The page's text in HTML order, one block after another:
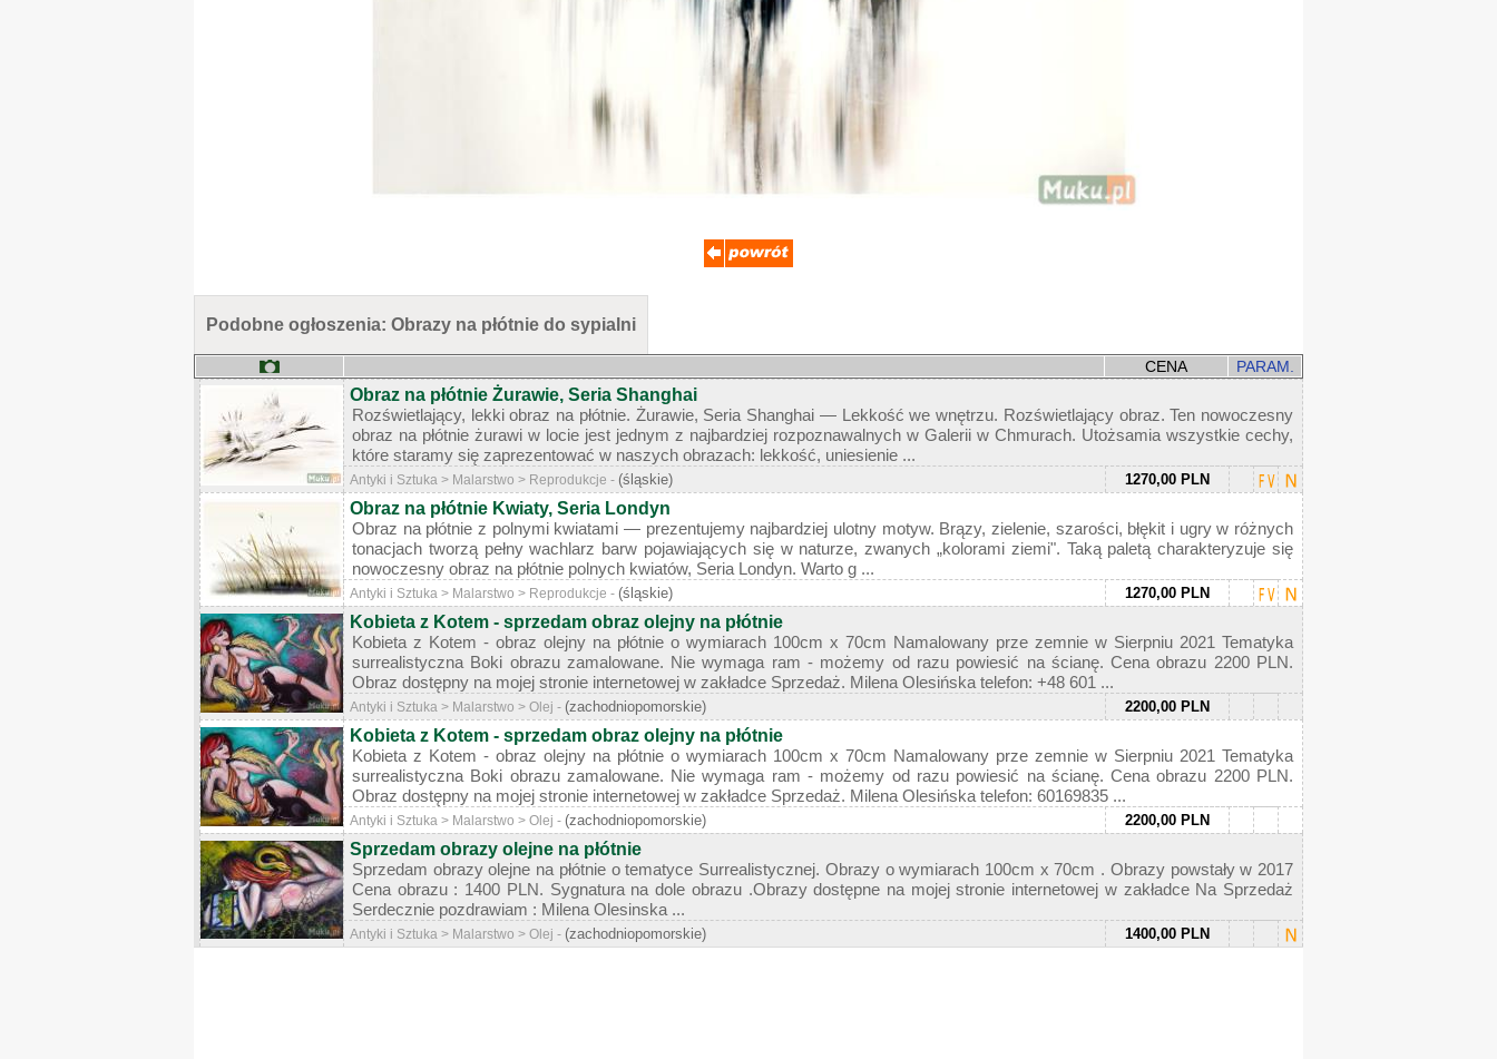
Podobne ogłoszenia: Obrazy na płótnie do sypialni
CENA PARAM.
Obraz na płótnie Żurawie, Seria Shanghai
Rozświetlający, lekki obraz na płótnie. Żurawie, Seria Shanghai — Lekkość we wnętrzu. Rozświetlający obraz. Ten nowoczesny
obraz na płótnie żurawi w locie jest jednym z najbardziej rozpoznawalnych w Galerii w Chmurach. Utożsamia wszystkie cechy,
które staramy się zaprezentować w naszych obrazach: lekkość, uniesienie ...
Antyki i Sztuka > Malarstwo > Reprodukcje - (śląskie) 1270,00 PLN
Obraz na płótnie Kwiaty, Seria Londyn
Obraz na płótnie z polnymi kwiatami — prezentujemy najbardziej ulotny motyw. Brązy, zielenie, szarości, błękit i ugry w różnych
tonacjach tworzą pełny wachlarz barw pojawiających się w naturze, zwanych „kolorami ziemi". Taką paletą charakteryzuje się
nowoczesny obraz na płótnie polnych kwiatów, Seria Londyn. Warto g ...
Antyki i Sztuka > Malarstwo > Reprodukcje - (śląskie) 1270,00 PLN
Kobieta z Kotem - sprzedam obraz olejny na płótnie
Kobieta z Kotem - obraz olejny na płótnie o wymiarach 100cm x 70cm Namalowany prze zemnie w Sierpniu 2021 Tematyka
surrealistyczna Boki obrazu zamalowane. Nie wymaga ram - możemy od razu powiesić na ścianę. Cena obrazu 2200 PLN.
Obraz dostępny na mojej stronie internetowej w zakładce Sprzedaż. Milena Olesińska telefon: +48 601 ...
Antyki i Sztuka > Malarstwo > Olej - (zachodniopomorskie) 2200,00 PLN
Kobieta z Kotem - sprzedam obraz olejny na płótnie
Kobieta z Kotem - obraz olejny na płótnie o wymiarach 100cm x 70cm Namalowany prze zemnie w Sierpniu 2021 Tematyka
surrealistyczna Boki obrazu zamalowane. Nie wymaga ram - możemy od razu powiesić na ścianę. Cena obrazu 2200 PLN.
Obraz dostępny na mojej stronie internetowej w zakładce Sprzedaż. Milena Olesińska telefon: 60169835 ...
Antyki i Sztuka > Malarstwo > Olej - (zachodniopomorskie) 2200,00 PLN
Sprzedam obrazy olejne na płótnie
Sprzedam obrazy olejne na płótnie o tematyce Surrealistycznej. Obrazy o wymiarach 100cm x 70cm . Obrazy powstały w 2017
Cena obrazu : 1400 PLN. Sygnatura na dole obrazu .Obrazy dostępne na mojej stronie internetowej w zakładce Na Sprzedaż
Serdecznie pozdrawiam : Milena Olesinska ...
Antyki i Sztuka > Malarstwo > Olej - (zachodniopomorskie) 1400,00 PLN